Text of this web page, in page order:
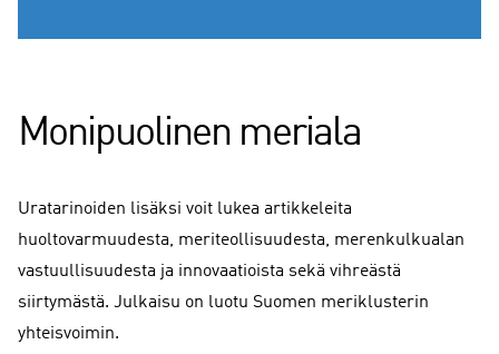
Monipuolinen meriala
Uratarinoiden lisäksi voit lukea artikkeleita
huoltovarmuudesta, meriteollisuudesta, merenkulkualan
vastuullisuudesta ja innovaatioista sekä vihreästä
siirtymästä. Julkaisu on luotu Suomen meriklusterin
yhteisvoimin.